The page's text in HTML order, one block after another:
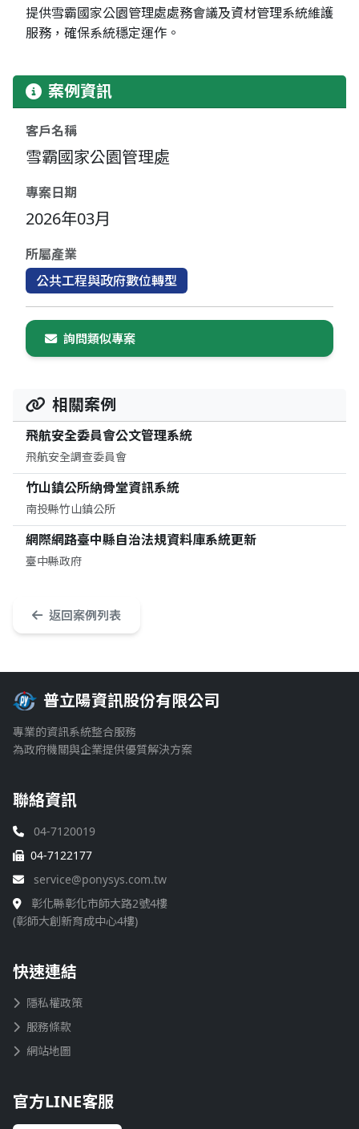
提供雪霸國家公園管理處處務會議及資材管理系統維護
服務，確保系統穩定運作。
案例資訊
客戶名稱
雪霸國家公園管理處
專案日期
2026年03月
所屬產業
公共工程與政府數位轉型
詢問類似專案
相關案例
飛航安全委員會公文管理系統
飛航安全調查委員會
竹山鎮公所納骨堂資訊系統
南投縣竹山鎮公所
網際網路臺中縣自治法規資料庫系統更新
臺中縣政府
返回案例列表
普立陽資訊股份有限公司
專業的資訊系統整合服務
為政府機關與企業提供優質解決方案
聯絡資訊
04-7120019
04-7122177
service@ponysys.com.tw
彰化縣彰化市師大路2號4樓
(彰師大創新育成中心4樓)
快速連結
隱私權政策
服務條款
網站地圖
官方LINE客服